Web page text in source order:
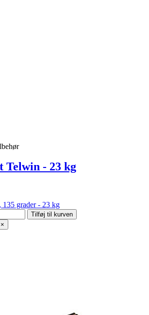
Telwin - 23 kg
135 grader - 23 kg
Tilføj til kurven
×